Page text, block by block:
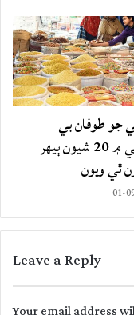
جو طوفان بي
قابو،هفتي ۾ 20 شيون ٻيهر
ٿي ويون
01-
Leave a Reply